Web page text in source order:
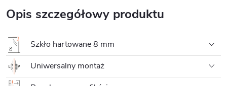
Opis szczegółowy produktu
Szkło hartowane 8 mm
Uniwersalny montaż